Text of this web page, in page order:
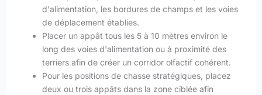
d'alimentation, les bordures de champs et les voies
de déplacement établies.
Placer un appât tous les 5 à 10 mètres environ le
long des voies d'alimentation ou à proximité des
terriers afin de créer un corridor olfactif cohérent.
Pour les positions de chasse stratégiques, placez
deux ou trois appâts dans la zone ciblée afin